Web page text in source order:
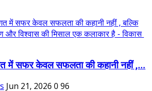
में सफर केवल सफलता की कहानी नहीं ,...
Jun 21, 2026 0 96